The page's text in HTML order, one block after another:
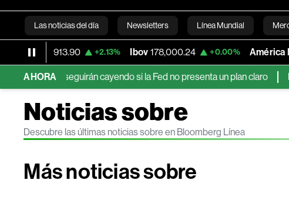
Las noticias del día Newsletters Línea Mundial
Bloomberg Green
25,913.90 +2.13% Ibov 178,000.24 +0.00% América Móvil
AHORA
seguirán cayendo si la Fed no presenta un plan claro Bolsas
Noticias sobre
Descubre las últimas noticias sobre en Bloomberg Línea
Más noticias sobre